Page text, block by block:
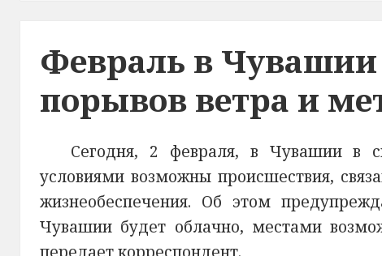
Февраль в
порывов ветра и
Сегодня, 2 февраля, в Чувашии в
условиями возможны происшествия,
жизнеобеспечения. Об этом
Чувашии будет облачно, местами